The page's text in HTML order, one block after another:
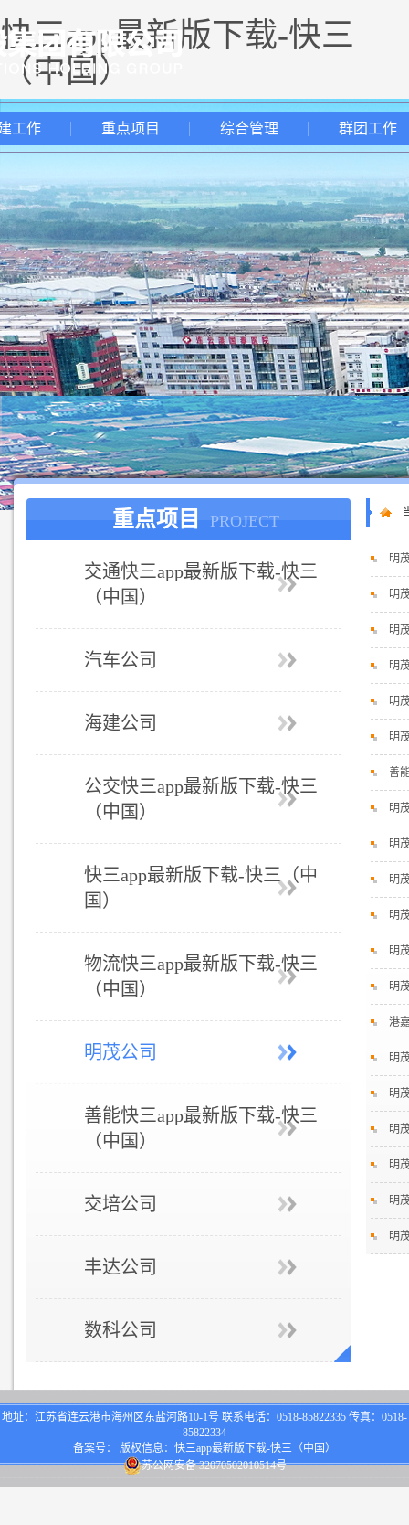
快三app最新版下载-快三
（中国）
工作 重点项目 综合管理 群团工作
重点项目 PROJECT
交通快三app最新版下载-快三
（中国）
汽车公司
海建公司
公交快三app最新版下载-快三
（中国）
快三app最新版下载-快三（中
国）
物流快三app最新版下载-快三
（中国）
明茂公司
善能快三app最新版下载-快三
（中国）
交培公司
丰达公司
数科公司
明
明
明
明
明
明
善
明
明
明
明
明
明
港
明
明
明
明
明
明
地址：江苏省连云港市海州区东盐河路10-1号 联系电话：0518-85822335 传真：0518-
85822334
备案号： 版权信息：快三app最新版下载-快三（中国）
苏公网安备 32070502010514号